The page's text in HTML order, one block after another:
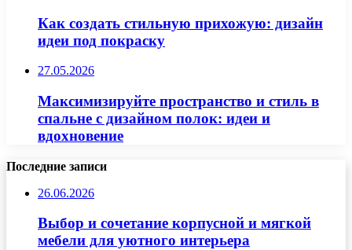
Как создать стильную прихожую: дизайн
идеи под покраску
27.05.2026
Максимизируйте пространство и стиль в
спальне с дизайном полок: идеи и
вдохновение
Последние записи
26.06.2026
Выбор и сочетание корпусной и мягкой
мебели для уютного интерьера